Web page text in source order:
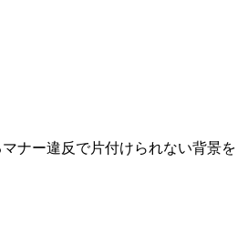
ナー違反で片付けられない背景を